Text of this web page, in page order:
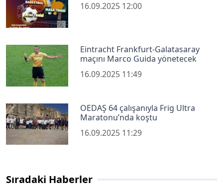
16.09.2025 12:00
Eintracht Frankfurt-Galatasaray
maçını Marco Guida yönetecek
16.09.2025 11:49
OEDAŞ 64 çalışanıyla Frig Ultra
Maratonu’nda koştu
16.09.2025 11:29
Sıradaki Haberler